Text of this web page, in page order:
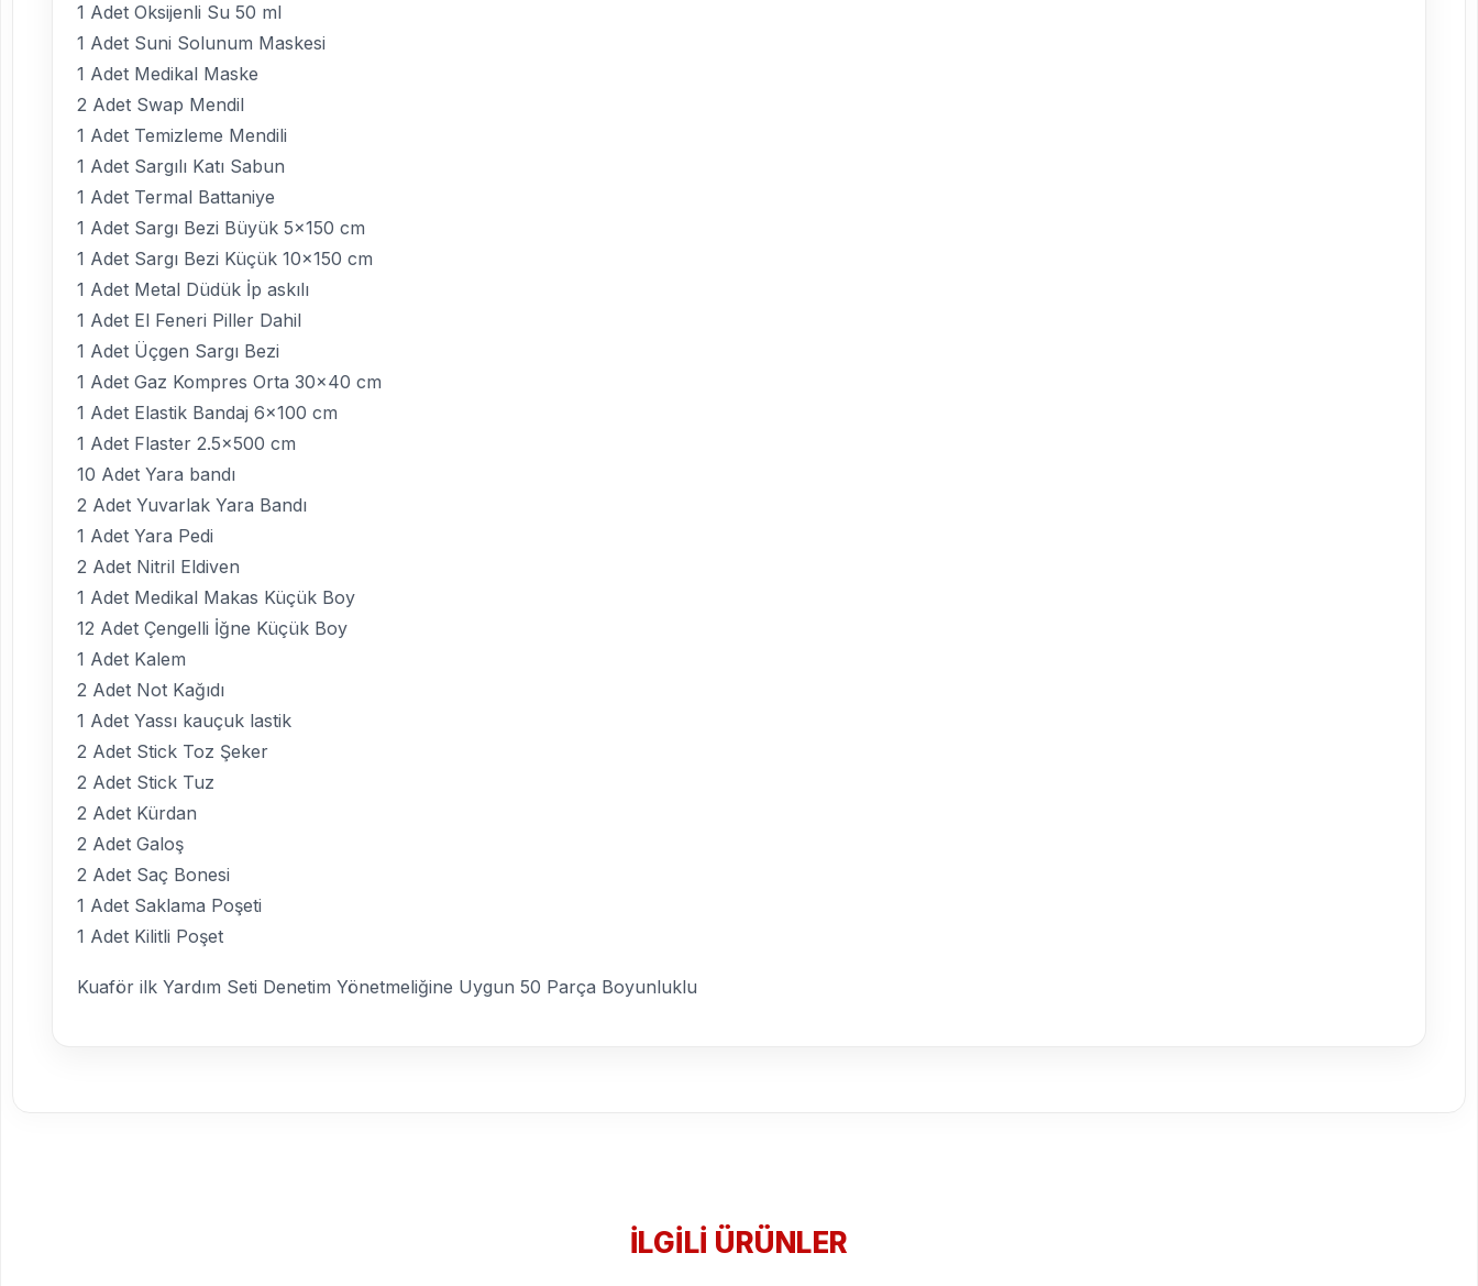
1 Adet Oksijenli Su 50 ml
1 Adet Suni Solunum Maskesi
1 Adet Medikal Maske
2 Adet Swap Mendil
1 Adet Temizleme Mendili
1 Adet Sargılı Katı Sabun
1 Adet Termal Battaniye
1 Adet Sargı Bezi Büyük 5×150 cm
1 Adet Sargı Bezi Küçük 10×150 cm
1 Adet Metal Düdük İp askılı
1 Adet El Feneri Piller Dahil
1 Adet Üçgen Sargı Bezi
1 Adet Gaz Kompres Orta 30×40 cm
1 Adet Elastik Bandaj 6×100 cm
1 Adet Flaster 2.5×500 cm
10 Adet Yara bandı
2 Adet Yuvarlak Yara Bandı
1 Adet Yara Pedi
2 Adet Nitril Eldiven
1 Adet Medikal Makas Küçük Boy
12 Adet Çengelli İğne Küçük Boy
1 Adet Kalem
2 Adet Not Kağıdı
1 Adet Yassı kauçuk lastik
2 Adet Stick Toz Şeker
2 Adet Stick Tuz
2 Adet Kürdan
2 Adet Galoş
2 Adet Saç Bonesi
1 Adet Saklama Poşeti
1 Adet Kilitli Poşet
Kuaför ilk Yardım Seti Denetim Yönetmeliğine Uygun 50 Parça Boyunluklu
İLGILI ÜRÜNLER